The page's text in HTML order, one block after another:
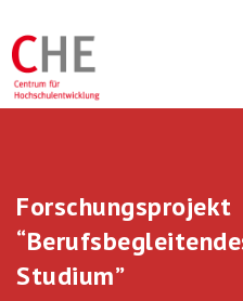
Forschungsprojekt
Studium”